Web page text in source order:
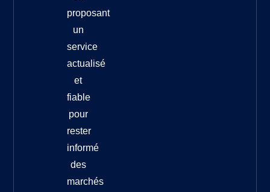
proposant
un
service
actualisé
et
fiable
pour
rester
informé
des
marchés